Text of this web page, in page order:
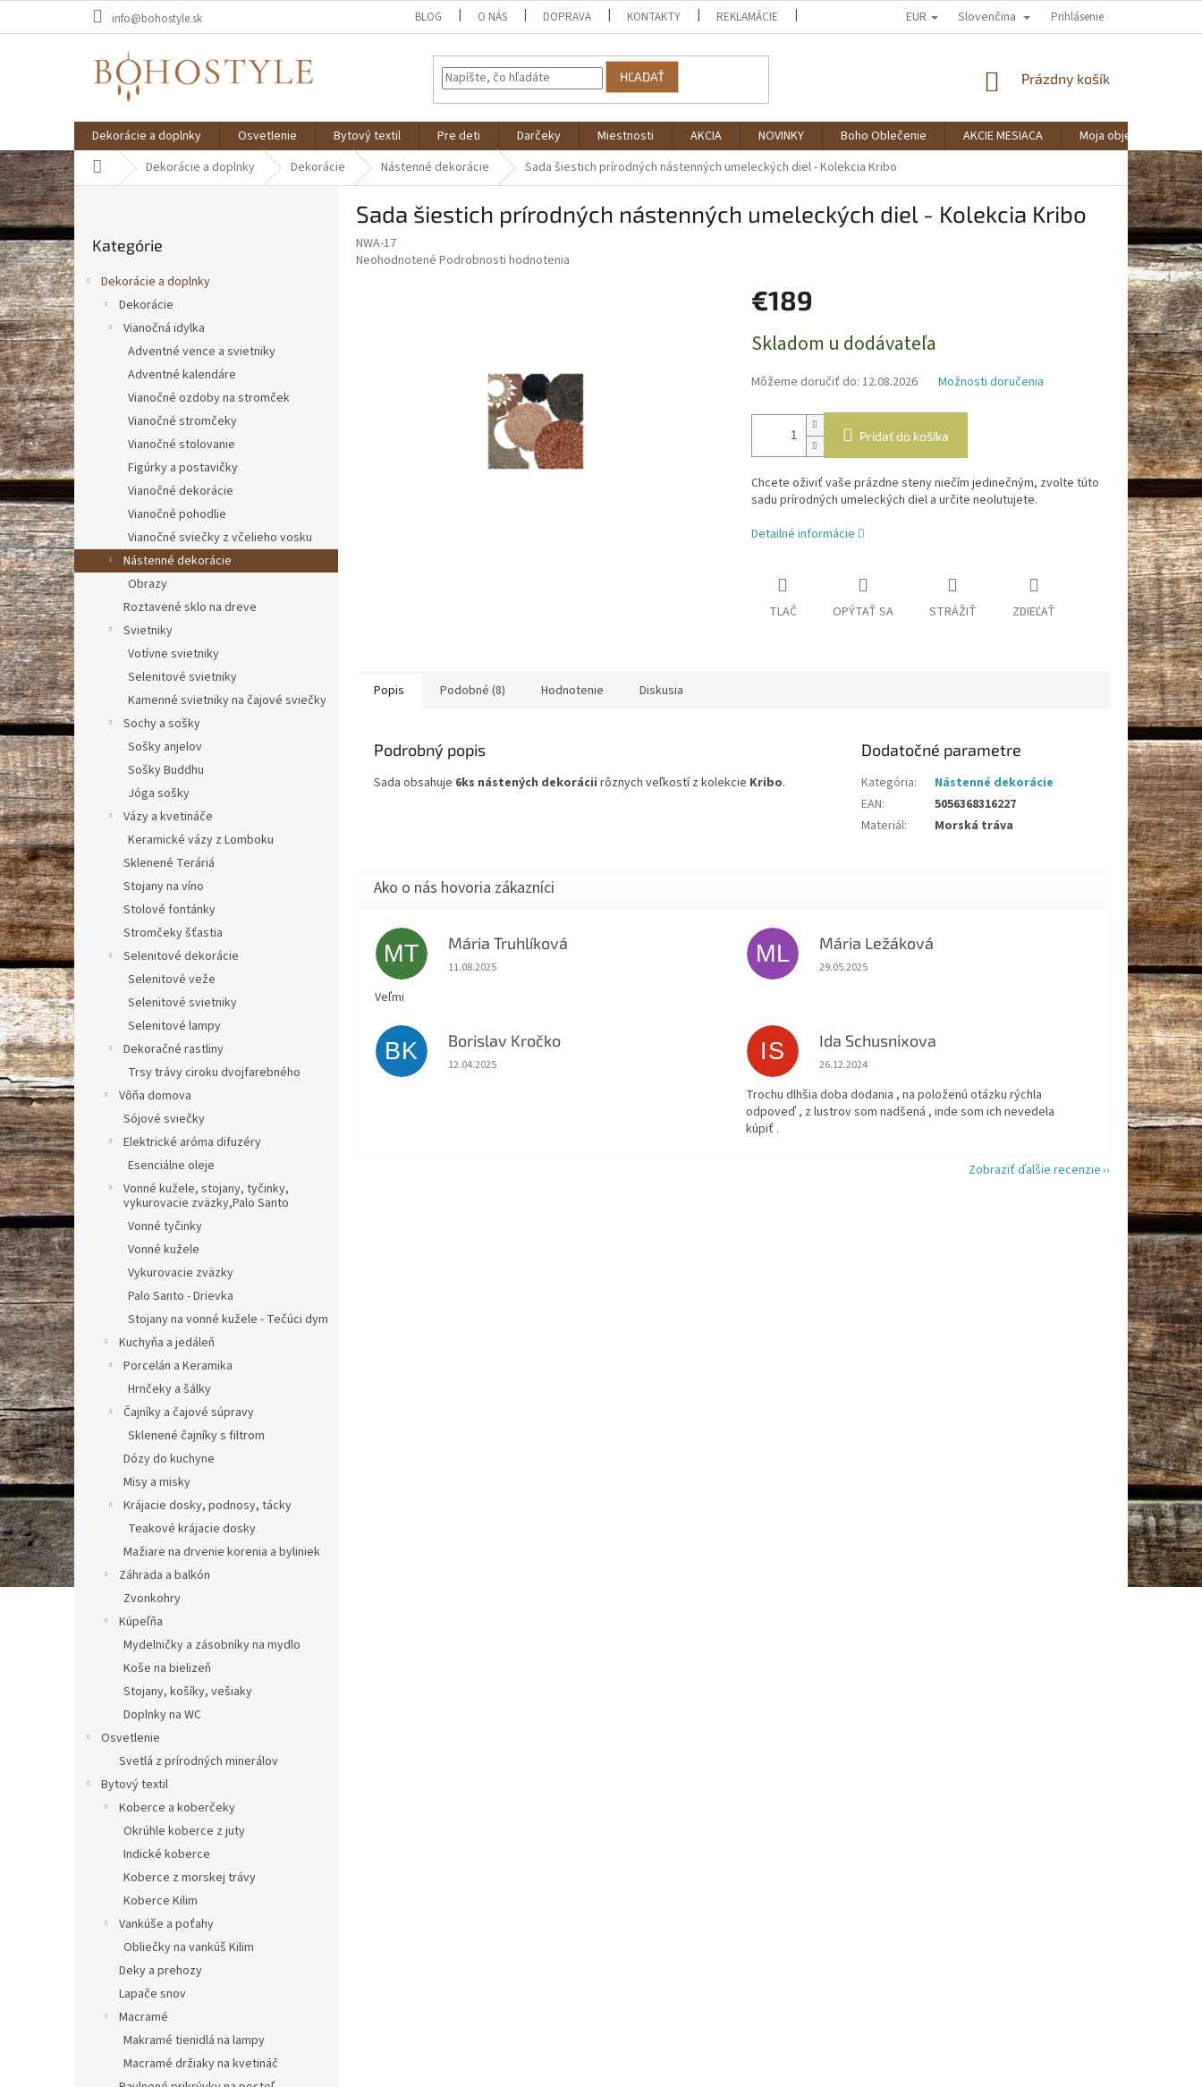
info@bohostyle.sk BLOG O NÁS DOPRAVA KONTAKTY REKLAMÁCIE SPOLUPRÁCA VERNOSTNÝ KLUB BOHOSTYLE
EUR Slovenčina Prihlásenie
HĽADAŤ
NÁKUPNÝ
Prázdny košík
Dekorácie a doplnky Osvetlenie Bytový textil Pre deti Darčeky Miestnosti AKCIA NOVINKY Boho Oblečenie AKCIE MESIACA
Moja objednávka
DomovDekorácie a doplnky Dekorácie Nástenné dekorácie Sada šiestich prírodných nástenných umeleckých diel - Kolekcia Kribo
B
o
č
n
ý
p
a
n
e
l
kategórie
Kategórie
Dekorácie a doplnky
Dekorácie
Vianočná idylka
Adventné vence a svietniky
Adventné kalendáre
Vianočné ozdoby na stromček
Vianočné stromčeky
Vianočné stolovanie
Figúrky a postavičky
Vianočné dekorácie
Vianočné pohodlie
Vianočné sviečky z včelieho vosku
Nástenné dekorácie
Obrazy
Roztavené sklo na dreve
Svietniky
Votívne svietniky
Selenitové svietniky
Kamenné svietniky na čajové sviečky
Sochy a sošky
Sošky anjelov
Sošky Buddhu
Jóga sošky
Vázy a kvetináče
Keramické vázy z Lomboku
Sklenené Teráriá
Stojany na víno
Stolové fontánky
Stromčeky šťastia
Selenitové dekorácie
Selenitové veže
Selenitové svietniky
Selenitové lampy
Dekoračné rastliny
Trsy trávy ciroku dvojfarebného
Vôňa domova
Sójové sviečky
Elektrické aróma difuzéry
Esenciálne oleje
Vonné kužele, stojany, tyčinky,
vykurovacie zväzky,Palo Santo
Vonné tyčinky
Vonné kužele
Vykurovacie zväzky
Palo Santo - Drievka
Stojany na vonné kužele - Tečúci dym
Kuchyňa a jedáleň
Porcelán a Keramika
Hrnčeky a šálky
Čajníky a čajové súpravy
Sklenené čajníky s filtrom
Dózy do kuchyne
Misy a misky
Krájacie dosky, podnosy, tácky
Teakové krájacie dosky
Mažiare na drvenie korenia a byliniek
Záhrada a balkón
Zvonkohry
Kúpeľňa
Mydelničky a zásobníky na mydlo
Koše na bielizeň
Stojany, košíky, vešiaky
Doplnky na WC
Osvetlenie
Svetlá z prírodných minerálov
Bytový textil
Koberce a koberčeky
Okrúhle koberce z juty
Indické koberce
Koberce z morskej trávy
Koberce Kilim
Vankúše a poťahy
Obliečky na vankúš Kilim
Deky a prehozy
Lapače snov
Macramé
Makramé tienidlá na lampy
Macramé držiaky na kvetináč
Sada šiestich prírodných nástenných umeleckých diel - Kolekcia Kribo
NWA-17
Priemerné
Neohodnotené Podrobnosti hodnotenia
€189
cena:
Skladom u dodávateľa
Môžeme doručiť do: 12.08.2026 Možnosti doručenia
Pridať do košíka
Chcete oživiť vaše prázdne steny niečím jedinečným, zvolte túto
sadu prírodných umeleckých diel a určite neolutujete.
Detailné informácie
TLAČ OPÝTAŤ SA STRÁŽIŤ ZDIEĽAŤ
Popis Podobné (8) Hodnotenie Diskusia
Podrobný popis
Sada obsahuje 6ks nástených dekorácii rôznych veľkostí z kolekcie Kribo.
Dodatočné parametre
Kategória:
Nástenné dekorácie
EAN:
5056368316227
Materiál: Morská tráva
MT Mária Truhlíková
Hodnotenie obchodu je 5 z 5 hviezdičiek.
11.08.2025
Veľmi
ML Mária Ležáková
Hodnotenie obchodu je 5 z 5 hviezdičiek.
29.05.2025
BK Borislav Kročko
Hodnotenie obchodu je 5 z 5 hviezdičiek.
12.04.2025
IS Ida Schusnixova
Hodnotenie obchodu je 5 z 5 hviezdičiek.
26.12.2024
Trochu dlhšia doba dodania , na položenú otázku rýchla
odpoveď , z lustrov som nadšená , inde som ich nevedela
kúpiť .
Zobraziť ďalšie recenzie